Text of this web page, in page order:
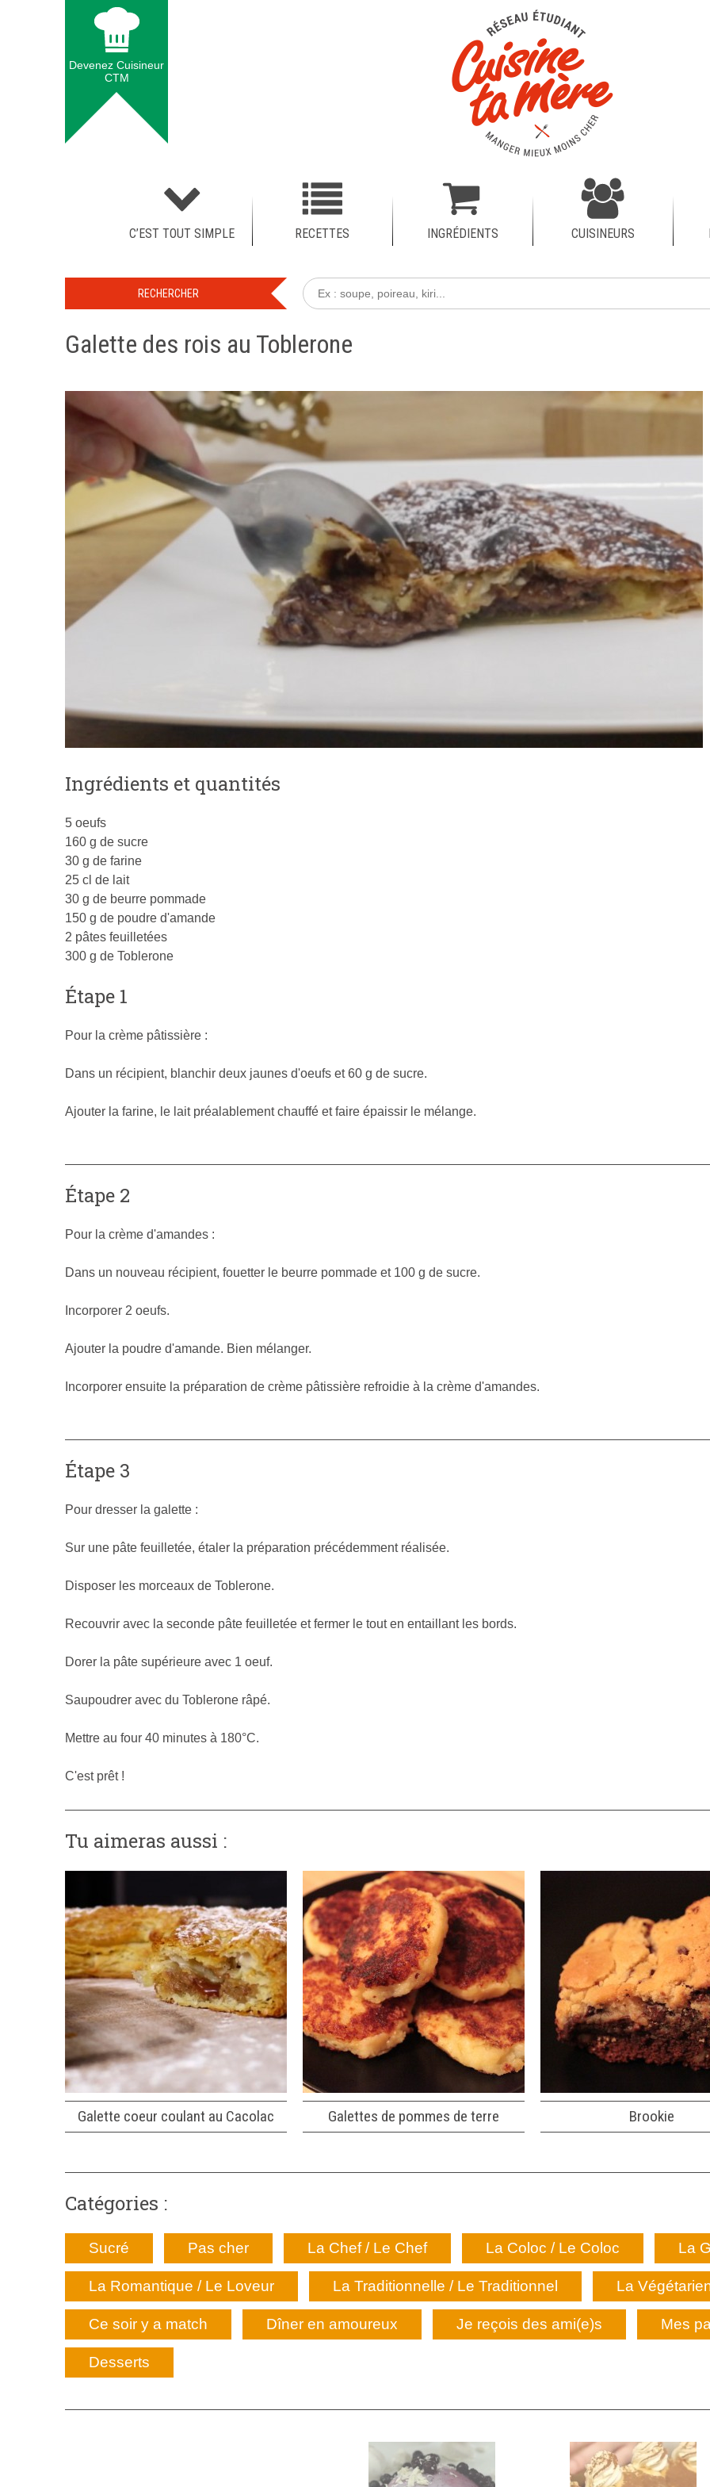
Devenez Cuisineur
CTM
C’EST TOUT SIMPLE RECETTES INGRÉDIENTS CUISINEURS
Galette des rois au Toblerone
Ingrédients et quantités
5 oeufs
160 g de sucre
30 g de farine
25 cl de lait
30 g de beurre pommade
150 g de poudre d'amande
2 pâtes feuilletées
300 g de Toblerone
Étape 1
Pour la crème pâtissière :
Dans un récipient, blanchir deux jaunes d'oeufs et 60 g de sucre.
Ajouter la farine, le lait préalablement chauffé et faire épaissir le mélange.
Étape 2
Pour la crème d'amandes :
Dans un nouveau récipient, fouetter le beurre pommade et 100 g de sucre.
Incorporer 2 oeufs.
Ajouter la poudre d'amande. Bien mélanger.
Incorporer ensuite la préparation de crème pâtissière refroidie à la crème d'amandes.
Étape 3
Pour dresser la galette :
Sur une pâte feuilletée, étaler la préparation précédemment réalisée.
Disposer les morceaux de Toblerone.
Recouvrir avec la seconde pâte feuilletée et fermer le tout en entaillant les bords.
Dorer la pâte supérieure avec 1 oeuf.
Saupoudrer avec du Toblerone râpé.
Mettre au four 40 minutes à 180°C.
C'est prêt !
Tu aimeras aussi :
Galette coeur coulant au Cacolac Galettes de pommes de terre Brookie
Catégories :
Sucré Pas cher La Chef / Le Chef La Coloc / Le Coloc La
La Romantique / Le Loveur La Traditionnelle / Le Traditionnel La
Ce soir y a match Dîner en amoureux Je reçois des ami(e)s Mes
Desserts